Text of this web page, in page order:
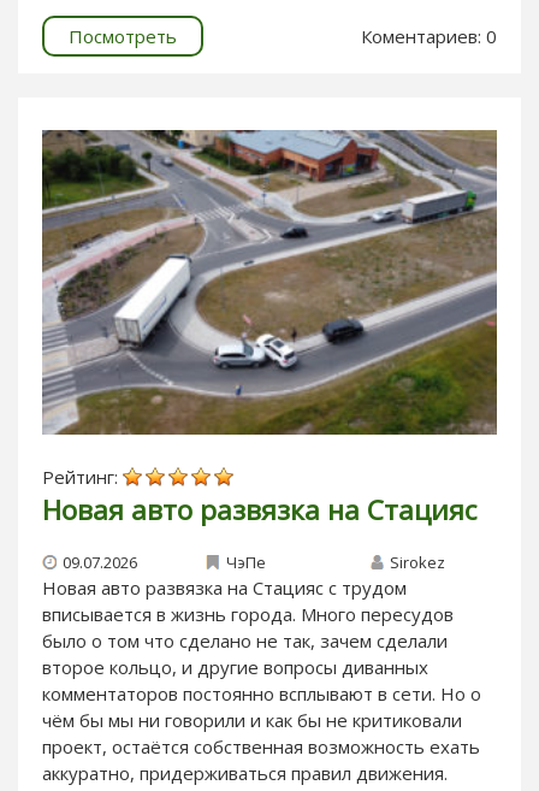
Посмотреть Коментариев: 0
Рейтинг:
Новая авто развязка на Стацияс
09.07.2026 ЧэПе Sirokez
Новая авто развязка на Стацияс с трудом
вписывается в жизнь города. Много пересудов
было о том что сделано не так, зачем сделали
второе кольцо, и другие вопросы диванных
комментаторов постоянно всплывают в сети. Но о
чём бы мы ни говорили и как бы не критиковали
проект, остаётся собственная возможность ехать
аккуратно, придерживаться правил движения.